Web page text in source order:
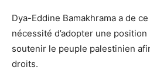
Dya-Eddine Bamakhrama a de
nécessité d’adopter une
soutenir le peuple palestinien
droits.